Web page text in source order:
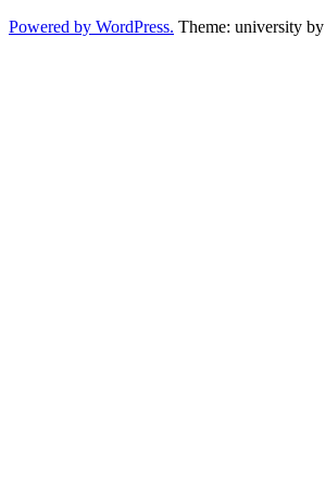
Powered by WordPress. Theme: university by